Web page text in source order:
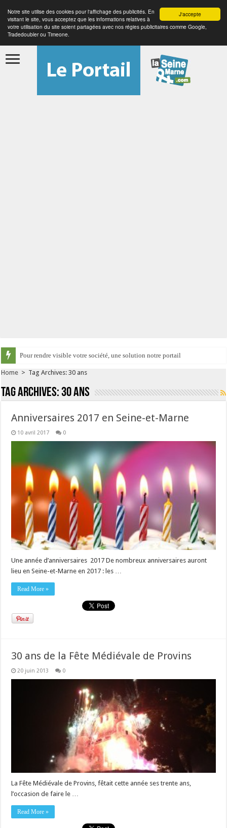
J'accepte
Notre site utilise des cookies pour l'affichage des publicités. En
visitant le site, vous acceptez que les informations relatives à
votre utilisation du site soient partagées avec nos régies publicitaires comme Google,
Tradedoubler ou Timeone.
Pour rendre visible votre société, une solution notre portail
Home > Tag Archives: 30 ans
Tag Archives:30 ans
Anniversaires 2017 en Seine-et-Marne
10 avril 2017 0
Une année d’anniversaires 2017 De nombreux anniversaires auront
lieu en Seine-et-Marne en 2017 : les …
Read More »
30 ans de la Fête Médiévale de Provins
20 juin 2013 0
La Fête Médiévale de Provins, fêtait cette année ses trente ans,
l’occasion de faire le …
Read More »